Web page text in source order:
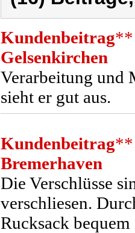
Kundenbeitrag**
Gelsenkirchen
Verarbeitung und
sieht er gut aus.
Kundenbeitrag**
Bremerhaven
Die Verschlüsse
verschliesen.
Rucksack